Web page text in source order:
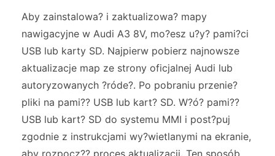
Aby zainstalowa? i zaktualizowa? mapy
nawigacyjne w Audi A3 8V, mo?esz u?y? pami?ci
USB lub karty SD. Najpierw pobierz najnowsze
aktualizacje map ze strony oficjalnej Audi lub
autoryzowanych ?róde?. Po pobraniu przenie?
pliki na pami?? USB lub kart? SD. W?ó? pami??
USB lub kart? SD do systemu MMI i post?puj
zgodnie z instrukcjami wy?wietlanymi na ekranie,